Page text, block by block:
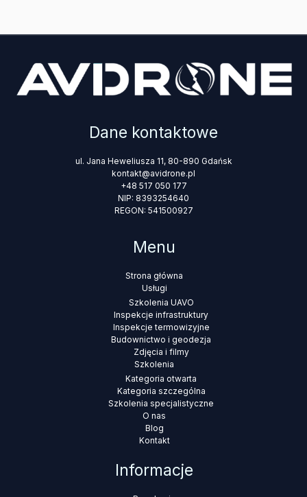
Dane kontaktowe
ul. Jana Heweliusza 11, 80-890 Gdańsk
kontakt@avidrone.pl
+48 517 050 177
NIP: 8393254640
REGON: 541500927
Menu
Strona główna
Usługi
Szkolenia UAVO
Inspekcje infrastruktury
Inspekcje termowizyjne
Budownictwo i geodezja
Zdjęcia i filmy
Szkolenia
Kategoria otwarta
Kategoria szczególna
Szkolenia specjalistyczne
O nas
Blog
Kontakt
Informacje